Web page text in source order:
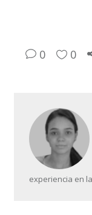
0 0
experiencia en